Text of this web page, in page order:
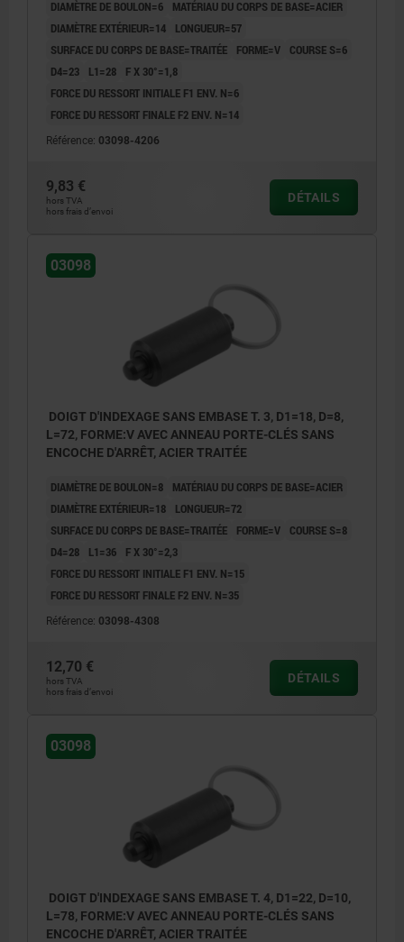
DIAMÈTRE DE BOULON=6
MATÉRIAU DU CORPS DE BASE=ACIER
DIAMÈTRE EXTÉRIEUR=14
LONGUEUR=57
SURFACE DU CORPS DE BASE=TRAITÉE
FORME=V
COURSE S=6
D4=23
L1=28
F X 30°=1,8
FORCE DU RESSORT INITIALE F1 ENV. N=6
FORCE DU RESSORT FINALE F2 ENV. N=14
Référence: 03098-4206
9,83 €
hors TVA
hors frais d’envoi
DÉTAILS
03098
DOIGT D'INDEXAGE SANS EMBASE T. 3, D1=18, D=8,
L=72, FORME:V AVEC ANNEAU PORTE-CLÉS SANS
ENCOCHE D'ARRÊT, ACIER TRAITÉE
DIAMÈTRE DE BOULON=8
MATÉRIAU DU CORPS DE BASE=ACIER
DIAMÈTRE EXTÉRIEUR=18
LONGUEUR=72
SURFACE DU CORPS DE BASE=TRAITÉE
FORME=V
COURSE S=8
D4=28
L1=36
F X 30°=2,3
FORCE DU RESSORT INITIALE F1 ENV. N=15
FORCE DU RESSORT FINALE F2 ENV. N=35
Référence: 03098-4308
12,70 €
hors TVA
hors frais d’envoi
DÉTAILS
03098
DOIGT D'INDEXAGE SANS EMBASE T. 4, D1=22, D=10,
L=78, FORME:V AVEC ANNEAU PORTE-CLÉS SANS
ENCOCHE D'ARRÊT, ACIER TRAITÉE